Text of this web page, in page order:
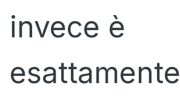
invece è
esattamente